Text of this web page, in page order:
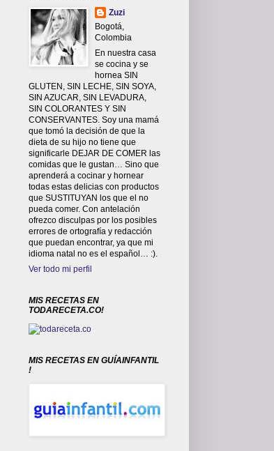
Zuzi
Bogotá,
Colombia
En nuestra casa
se cocina y se
hornea SIN
GLUTEN, SIN LECHE, SIN SOYA,
SIN AZUCAR, SIN LEVADURA,
SIN COLORANTES Y SIN
CONSERVANTES. Soy una mamá
que tomó la decisión de que la
dieta de su hijo no tiene que
significarle DEJAR DE COMER las
comidas que le gustan… Sino que
aprenderá a cocinar y hornear
todas estas delicias con productos
que SUSTITUYAN los que el no
pueda comer. Con antelación
ofrezco disculpas por los posibles
errores de ortografía y redacción
que puedan encontrar, ya que mi
idioma natal no es el español… :).
Ver todo mi perfil
MIS RECETAS EN
TODARECETA.CO!
MIS RECETAS EN GUÍAINFANTIL
!